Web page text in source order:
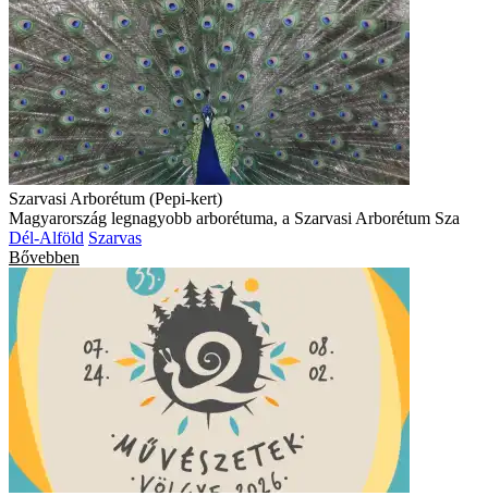
Szarvasi Arborétum (Pepi-kert)
Magyarország legnagyobb arborétuma, a Szarvasi Arborétum Sza
Dél-Alföld Szarvas
Bővebben